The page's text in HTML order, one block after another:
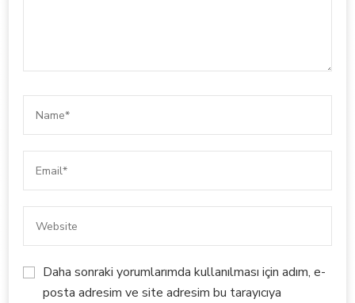
Daha sonraki yorumlarımda kullanılması için adım, e-
posta adresim ve site adresim bu tarayıcıya